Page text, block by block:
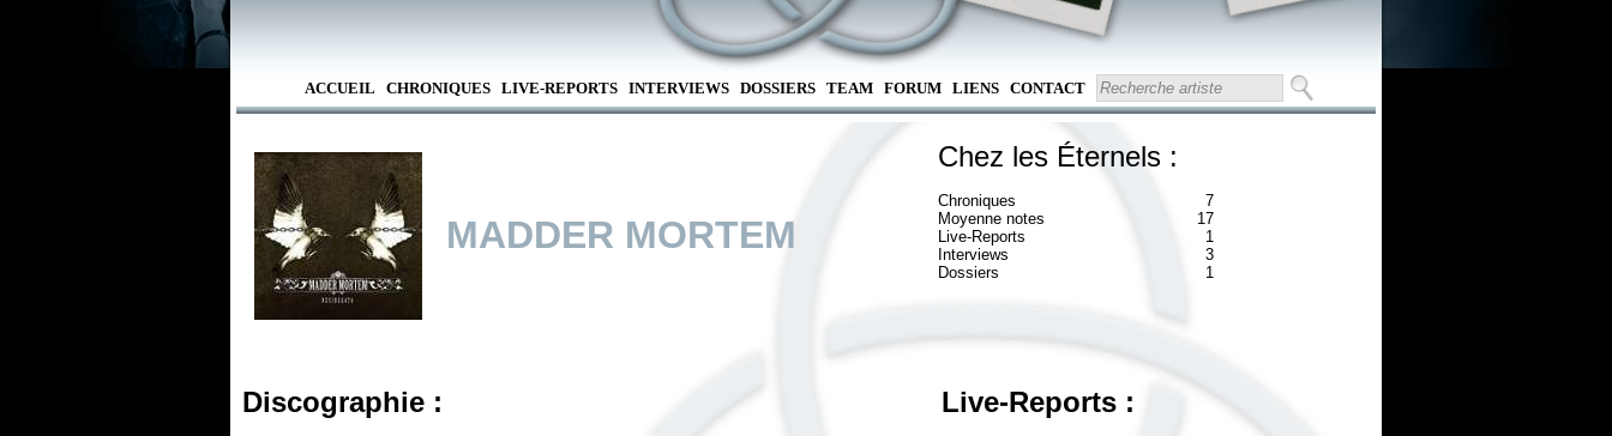
ACCUEIL CHRONIQUES LIVE-REPORTS INTERVIEWS DOSSIERS TEAM FORUM LIENS CONTACT
MADDER MORTEM
Chez les Éternels :
Chroniques
7
Moyenne notes
17
Live-Reports
1
Interviews
3
Dossiers
1
Discographie : Live-Reports :